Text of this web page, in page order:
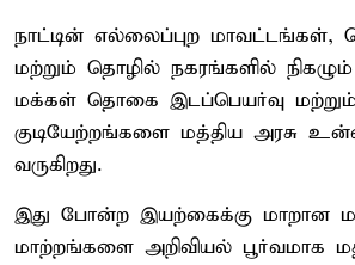
நாட்டின் எல்லைப்புற மாவட்டங்கள்,
மற்றும் தொழில் நகரங்களில்
மக்கள் தொகை இடப்பெயர்வு
குடியேற்றங்களை மத்திய அரசு
வருகிறது.
இது போன்ற இயற்கைக்கு மாறான
மாற்றங்களை அறிவியல் பூர்வமாக